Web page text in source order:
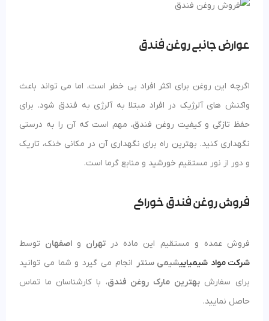
عوارض جانبی روغن فندق
اگرچه این روغن برای اکثر افراد بی خطر است، اما می تواند باعث
واکنش های آلرژیک در افراد مبتلا به آلرژی به فندق شود. برای
حفظ تازگی و کیفیت روغن فندق، مهم است که آن را به درستی
نگهداری کنید. بهترین راه برای نگهداری آن در مکانی خنک، تاریک
و دور از نور مستقیم خورشید و منابع گرما است.
فروش روغن فندق خوراکی
فروش عمده و مستقیم این ماده در تهران و اصفهان توسط
شرکت مواد شیمیاییشیمی سنتر انجام می گیرد و شما می توانید
برای سفارشبهترین مارک روغن فندق، با کارشناسان ما تماس
حاصل نمایید.